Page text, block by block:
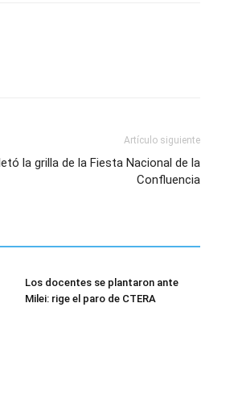
Artículo siguiente
la grilla de la Fiesta Nacional de la
Confluencia
Los docentes se plantaron ante
Milei: rige el paro de CTERA